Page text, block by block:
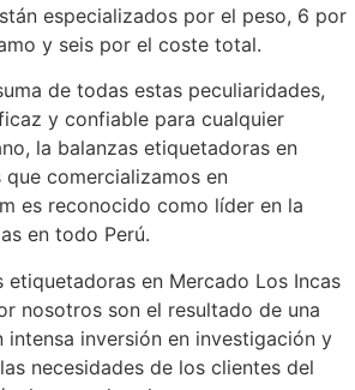
especializados por el peso, 6 por
y seis por el coste total.
de todas estas peculiaridades,
y confiable para cualquier
la balanzas etiquetadoras en
que comercializamos en
es reconocido como líder en la
en todo Perú.
etiquetadoras en Mercado Los Incas
nosotros son el resultado de una
intensa inversión en investigación y
necesidades de los clientes del